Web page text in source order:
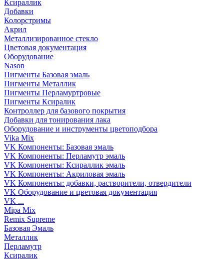
Ксираллик
Добавки
Колорстримы
Акрил
Металлизированное стекло
Цветовая документация
Оборудование
Nason
Пигменты Базовая эмаль
Пигменты Металлик
Пигменты Перламуртровые
Пигменты Ксиралик
Контроллер для базового покрытия
Добавки для тонирования лака
Оборудование и инструменты цветоподбора
Vika Mix
VK Компоненты: Базовая эмаль
VK Компоненты: Перламутр эмаль
VK Компоненты: Ксираллик эмаль
VK Компоненты: Акриловая эмаль
VK Компоненты: добавки, растворители, отвердители
VK Оборудование и цветовая документация
VK ...
Mipa Mix
Remix Supreme
Базовая Эмаль
Металлик
Перламутр
Ксиралик